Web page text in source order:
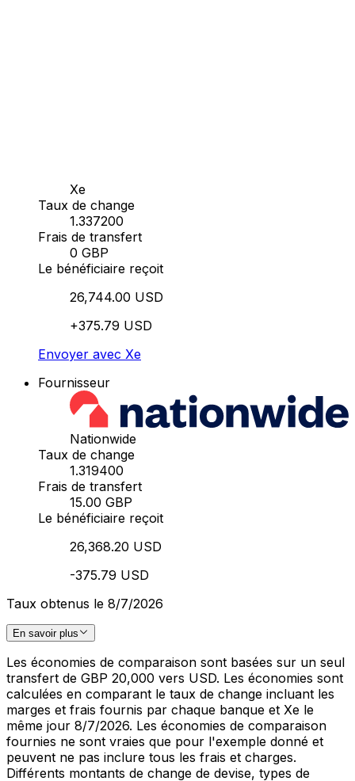
Xe
Taux de change
1.337200
Frais de transfert
0 GBP
Le bénéficiaire reçoit
26,744.00 USD
+375.79 USD
Envoyer avec Xe
Fournisseur
Nationwide
Taux de change
1.319400
Frais de transfert
15.00 GBP
Le bénéficiaire reçoit
26,368.20 USD
-375.79 USD
Taux obtenus le 8/7/2026
En savoir plus
Les économies de comparaison sont basées sur un seul
transfert de GBP 20,000 vers USD. Les économies sont
calculées en comparant le taux de change incluant les
marges et frais fournis par chaque banque et Xe le
même jour 8/7/2026. Les économies de comparaison
fournies ne sont vraies que pour l'exemple donné et
peuvent ne pas inclure tous les frais et charges.
Différents montants de change de devise, types de